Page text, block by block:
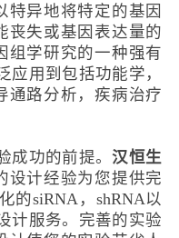
特异地将特定的基因
丧失或基因表达量的
组学研究的一种强有
应用到包括功能学，
通路分析，疾病治疗
成功的前提。汉恒生
设计经验为您提供完
的siRNA ， shRNA以
计服务。完善的实验